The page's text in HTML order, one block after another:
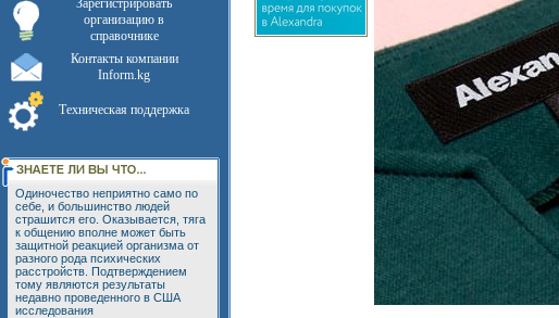
Зарегистрировать
организацию в
справочнике
Контакты компании
Inform.kg
Техническая поддержка
Одиночество неприятно само по
себе, и большинство людей
страшится его. Оказывается, тяга
к общению вполне может быть
защитной реакцией организма от
разного рода психических
расстройств. Подтверждением
тому являются результаты
недавно проведенного в США
исследования